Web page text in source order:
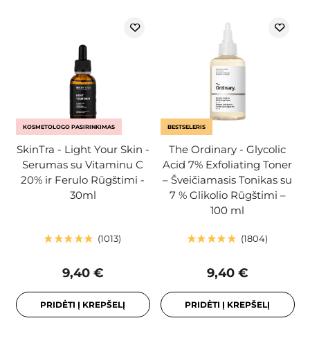
KOSMETOLOGO PASIRINKIMAS
SkinTra - Light Your Skin -
Serumas su Vitaminu C
20% ir Ferulo Rūgštimi -
30ml
1013
9,40 €
PRIDĖTI Į KREPŠELĮ
BESTSELERIS
The Ordinary - Glycolic
Acid 7% Exfoliating Toner
– Šveičiamasis Tonikas su
7 % Glikolio Rūgštimi –
100 ml
1804
9,40 €
PRIDĖTI Į KREPŠELĮ